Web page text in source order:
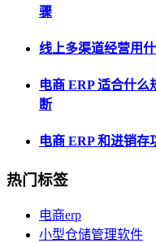
骤
线上多渠道经营用
电商 ERP 适合什么
断
电商 ERP 和进销
热门标签
电商erp
小型仓储管理软件